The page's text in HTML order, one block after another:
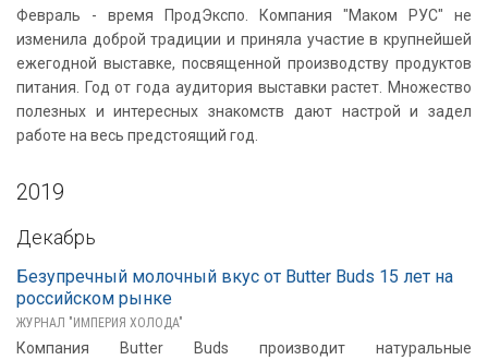
Февраль - время ПродЭкспо. Компания "Маком РУС" не
изменила доброй традиции и приняла участие в крупнейшей
ежегодной выставке, посвященной производству продуктов
питания. Год от года аудитория выставки растет. Множество
полезных и интересных знакомств дают настрой и задел
работе на весь предстоящий год.
2019
Декабрь
Безупречный молочный вкус от Butter Buds 15 лет на
российском рынке
ЖУРНАЛ "ИМПЕРИЯ ХОЛОДА"
Компания Butter Buds производит натуральные